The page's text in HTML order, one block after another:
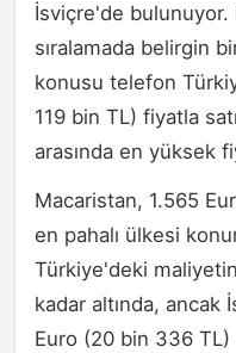
İsviçre'de
sıralamada belirgin
konusu telefon
119 bin TL) fiyatla
arasında en yüksek
Macaristan, 1.565
en pahalı ülkesi
Türkiye'deki
kadar altında, ancak
Euro (20 bin 336 TL)